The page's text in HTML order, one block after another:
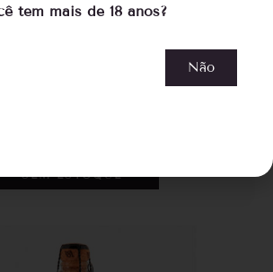
SEM ESTOQUE
tem mais de 18 anos?
Não